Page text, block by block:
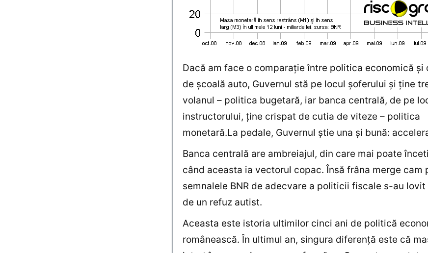
Dacă am face o comparaţie între politica economică şi
de şcoală auto, Guvernul stă pe locul şoferului şi ţine
volanul – politica bugetară, iar banca centrală, de pe
instructorului, ţine crispat de cutia de viteze – politica
monetară.La pedale, Guvernul ştie una şi bună:
Banca centrală are ambreiajul, din care mai poate
când aceasta ia vectorul copac. Însă frâna merge cam
semnalele BNR de adecvare a politicii fiscale s-au lovit
de un refuz autist.
Aceasta este istoria ultimilor cinci ani de politică
românească. În ultimul an, singura diferenţă este că